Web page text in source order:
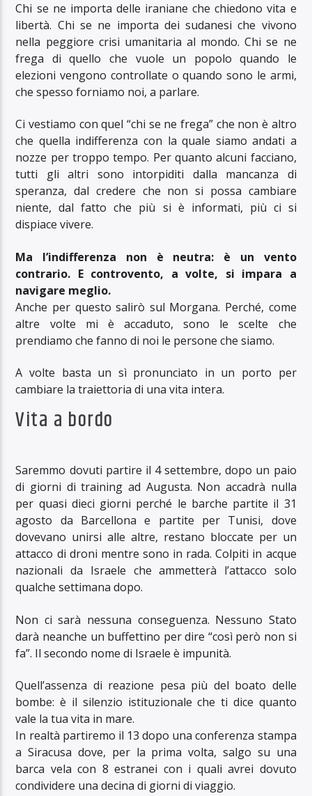
Chi se ne importa delle iraniane che chiedono vita e
libertà. Chi se ne importa dei sudanesi che vivono
nella peggiore crisi umanitaria al mondo. Chi se ne
frega di quello che vuole un popolo quando le
elezioni vengono controllate o quando sono le armi,
che spesso forniamo noi, a parlare.
Ci vestiamo con quel “chi se ne frega” che non è altro
che quella indifferenza con la quale siamo andati a
nozze per troppo tempo. Per quanto alcuni facciano,
tutti gli altri sono intorpiditi dalla mancanza di
speranza, dal credere che non si possa cambiare
niente, dal fatto che più si è informati, più ci si
dispiace vivere.
Ma l’indifferenza non è neutra: è un vento
contrario. E controvento, a volte, si impara a
navigare meglio.
Anche per questo salirò sul Morgana. Perché, come
altre volte mi è accaduto, sono le scelte che
prendiamo che fanno di noi le persone che siamo.
A volte basta un sì pronunciato in un porto per
cambiare la traiettoria di una vita intera.
Vita a bordo
Saremmo dovuti partire il 4 settembre, dopo un paio
di giorni di training ad Augusta. Non accadrà nulla
per quasi dieci giorni perché le barche partite il 31
agosto da Barcellona e partite per Tunisi, dove
dovevano unirsi alle altre, restano bloccate per un
attacco di droni mentre sono in rada. Colpiti in acque
nazionali da Israele che ammetterà l’attacco solo
qualche settimana dopo.
Non ci sarà nessuna conseguenza. Nessuno Stato
darà neanche un buffettino per dire “così però non si
fa”. Il secondo nome di Israele è impunità.
Quell’assenza di reazione pesa più del boato delle
bombe: è il silenzio istituzionale che ti dice quanto
vale la tua vita in mare.
In realtà partiremo il 13 dopo una conferenza stampa
a Siracusa dove, per la prima volta, salgo su una
barca vela con 8 estranei con i quali avrei dovuto
condividere una decina di giorni di viaggio.